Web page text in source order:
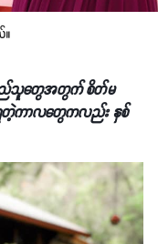
ြည်သူတွေအတွက် စိတ်မ
ေရတဲ့ကာလတွေကလည်း နှစ်